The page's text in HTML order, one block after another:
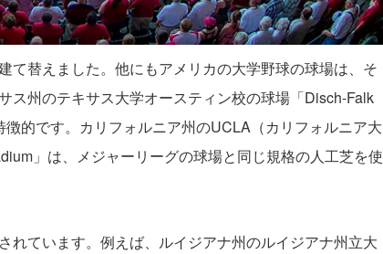
て替えました。他にもアメリカの大学野球の球場は、そ
ス州のテキサス大学オースティン校の球場「Disch-Falk
的です。カリフォルニア州のUCLA（カリフォルニア大
」は、メジャーリーグの球場と同じ規格の人工芝を使
れています。例えば、ルイジアナ州のルイジアナ州立大